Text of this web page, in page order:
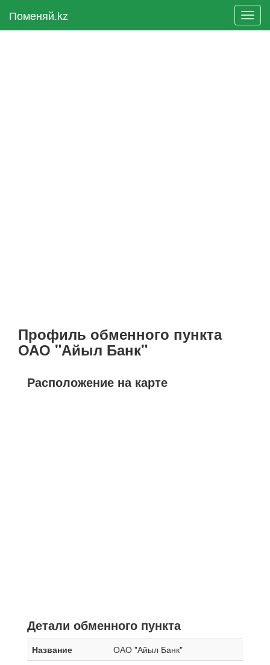
Поменяй.kz
Профиль обменного пункта
ОАО "Айыл Банк"
Расположение на карте
Детали обменного пункта
Название
ОАО "Айыл Банк"